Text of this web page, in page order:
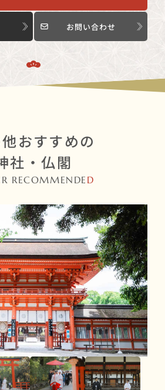
お問い合わせ
おすすめの
社・仏閣
RECOMMENDE D